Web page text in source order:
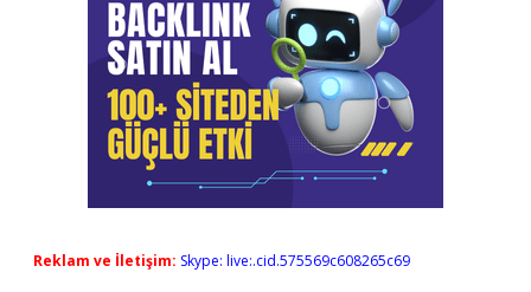
Reklam ve İletişim: Skype: live:.cid.575569c608265c69